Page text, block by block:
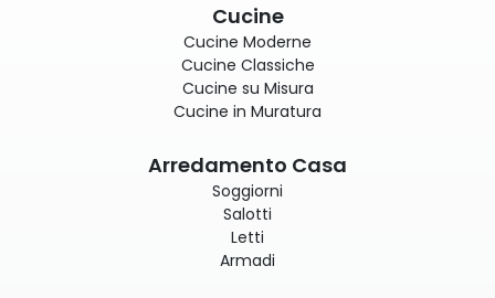
Cucine
Cucine Moderne
Cucine Classiche
Cucine su Misura
Cucine in Muratura
Arredamento Casa
Soggiorni
Salotti
Letti
Armadi